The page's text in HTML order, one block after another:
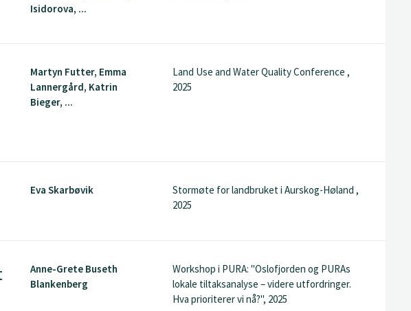
Isidorova, ...
Martyn Futter, Emma
Lannergård, Katrin
Bieger, ...
Land Use and Water Quality Conference ,
2025
Eva Skarbøvik
Stormøte for landbruket i Aurskog-Høland ,
2025
Anne-Grete Buseth
Blankenberg
Workshop i PURA: "Oslofjorden og PURAs
lokale tiltaksanalyse – videre utfordringer.
Hva prioriterer vi nå?", 2025